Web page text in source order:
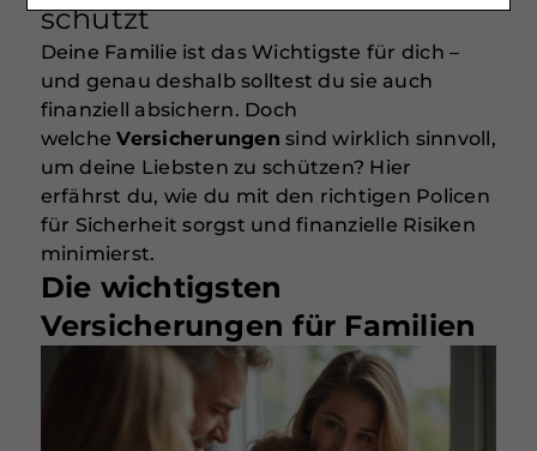
schützt
Deine Familie ist das Wichtigste für dich –
und genau deshalb solltest du sie auch
finanziell absichern. Doch
welcheVersicherungen sind wirklich sinnvoll,
um deine Liebsten zu schützen? Hier
erfährst du, wie du mit den richtigen Policen
für Sicherheit sorgst und finanzielle Risiken
minimierst.
Die wichtigsten
Versicherungen für Familien